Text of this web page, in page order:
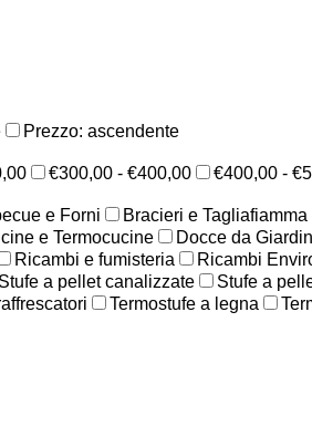
Prezzo: ascendente
€300,00 - €400,00 €400,00 -
e Forni Bracieri e Tagliafiamma
e Termocucine Docce da
Ricambi e fumisteria Ricambi
Stufe a pellet canalizzate Stufe a
Termostufe a legna